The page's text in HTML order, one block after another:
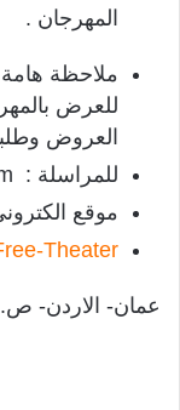
المهرجان .
ملاحظة هامة
للعرض
العروض
للمراسلة : liberaltheater@live.com
موقع
Theater-
عمان- الاردن- ص.ب 9877 الرمز